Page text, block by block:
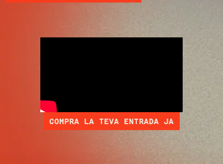
COMPRA LA TEVA ENTRADA JA